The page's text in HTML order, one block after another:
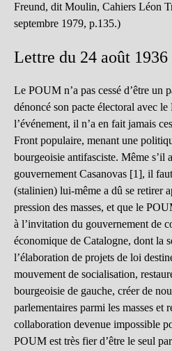
Freund, dit Moulin, Cahiers Léon
septembre 1979, p.135.)
Lettre du 24 août 1936
Le POUM n’a pas cessé d’être un
dénoncé son pacte électoral avec
l’événement, il n’a en fait jamais
Front populaire, menant une
bourgeoisie antifasciste. Même s’il
gouvernement Casanovas [1], il
(stalinien) lui-même a dû se retirer
pression des masses, et que le
à l’invitation du gouvernement de
économique de Catalogne, dont la
l’élaboration de projets de loi
mouvement de socialisation,
bourgeoisie de gauche, créer de
parlementaires parmi les masses et
collaboration devenue impossible
POUM est très fier d’être le seul